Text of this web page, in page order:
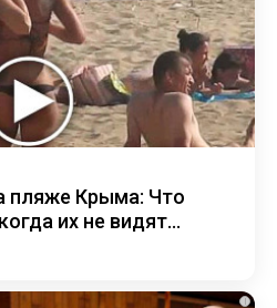
пляже Крыма: Что
их не видят...
i